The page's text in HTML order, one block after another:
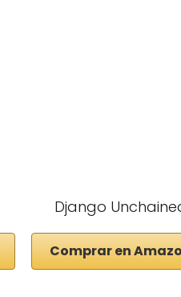
Django
Comprar en